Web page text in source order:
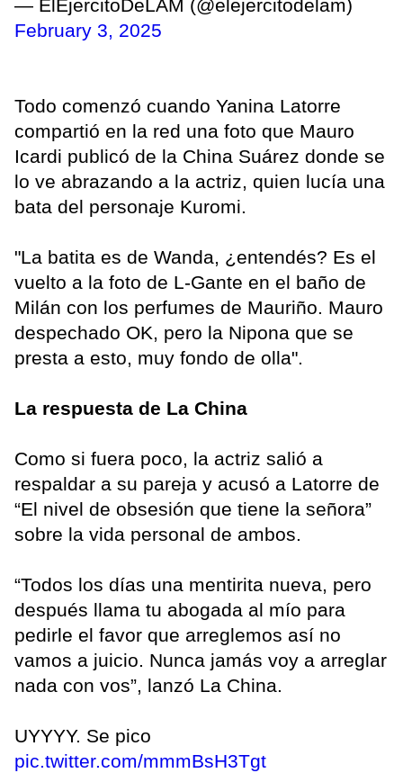
— ElEjercitoDeLAM (@elejercitodelam)
February 3, 2025
Todo comenzó cuando Yanina Latorre
compartió en la red una foto que Mauro
Icardi publicó de la China Suárez donde se
lo ve abrazando a la actriz, quien lucía una
bata del personaje Kuromi.
"La batita es de Wanda, ¿entendés? Es el
vuelto a la foto de L-Gante en el baño de
Milán con los perfumes de Mauriño. Mauro
despechado OK, pero la Nipona que se
presta a esto, muy fondo de olla".
La respuesta de La China
Como si fuera poco, la actriz salió a
respaldar a su pareja y acusó a Latorre de
“El nivel de obsesión que tiene la señora”
sobre la vida personal de ambos.
“Todos los días una mentirita nueva, pero
después llama tu abogada al mío para
pedirle el favor que arreglemos así no
vamos a juicio. Nunca jamás voy a arreglar
nada con vos”, lanzó La China.
UYYYY. Se pico
pic.twitter.com/mmmBsH3Tgt